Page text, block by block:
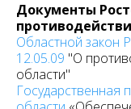
Документы
Областной закон
12.05.09 "О
области"
Государственная